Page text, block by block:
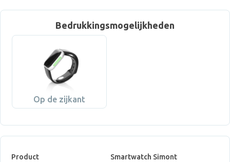
Bedrukkingsmogelijkheden
Op de zijkant
Product Smartwatch Simont